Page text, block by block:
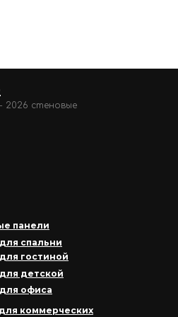
коммерческих
панели
гостиной
детской
офиса
спальни
2026 стеновые